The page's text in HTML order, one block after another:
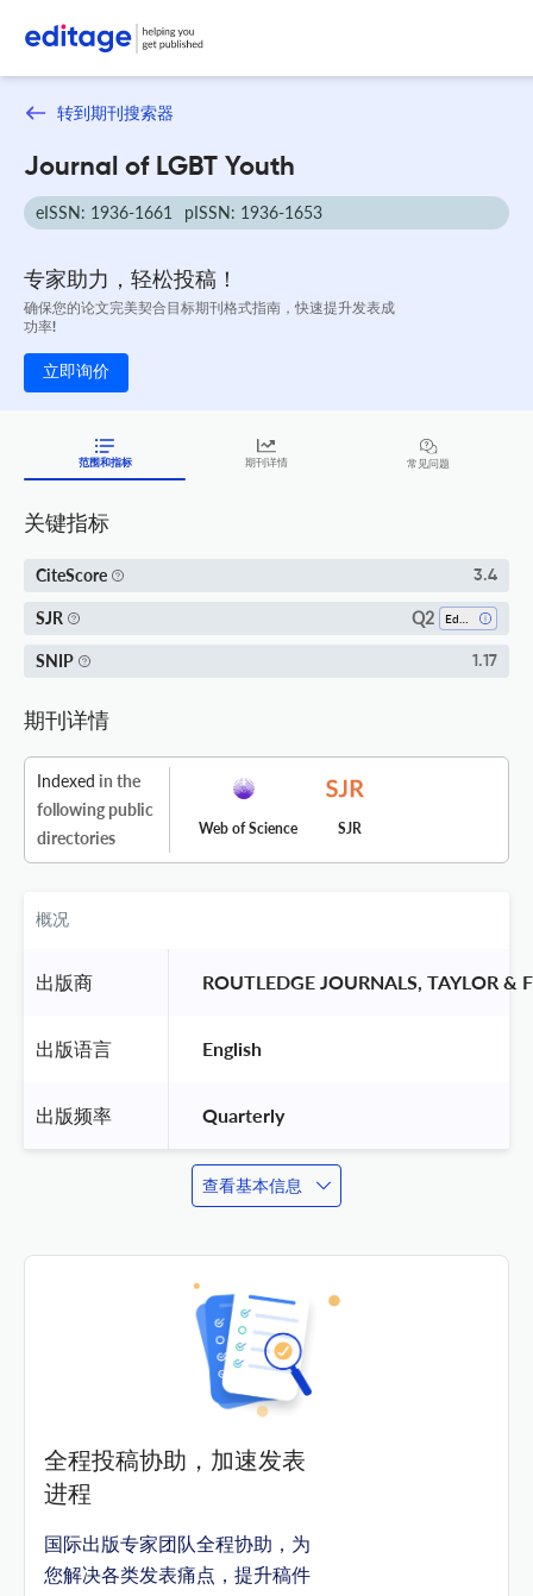
转到期刊搜索器
Journal of LGBT Youth
eISSN: 1936-1661 pISSN: 1936-1653
专家助力，轻松投稿！
确保您的论文完美契合目标期刊格式指南，快速提升发表成
功率!
立即询价
范围和指标 期刊详情 常见问题
关键指标
CiteScore 3.4
SJR Q2
SNIP 1.17
期刊详情
Indexed in the
following public
directories
Web of Science SJR
概况
出版商 ROUTLEDGE JOURNALS, TAYLOR &
出版语言 English
出版频率 Quarterly
查看基本信息
全程投稿协助，加速发表
进程
国际出版专家团队全程协助，为
您解决各类发表痛点，提升稿件